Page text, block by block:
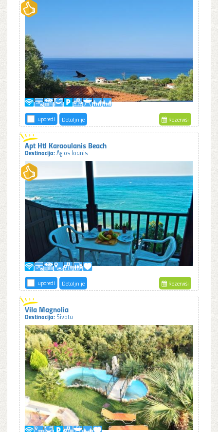
uporedi Detaljnije Rezerviši
Apt Htl Karaoulanis Beach
Destinacija:Agios Ioanis
uporedi Detaljnije Rezerviši
Vila Magnolia
Destinacija: Sivota